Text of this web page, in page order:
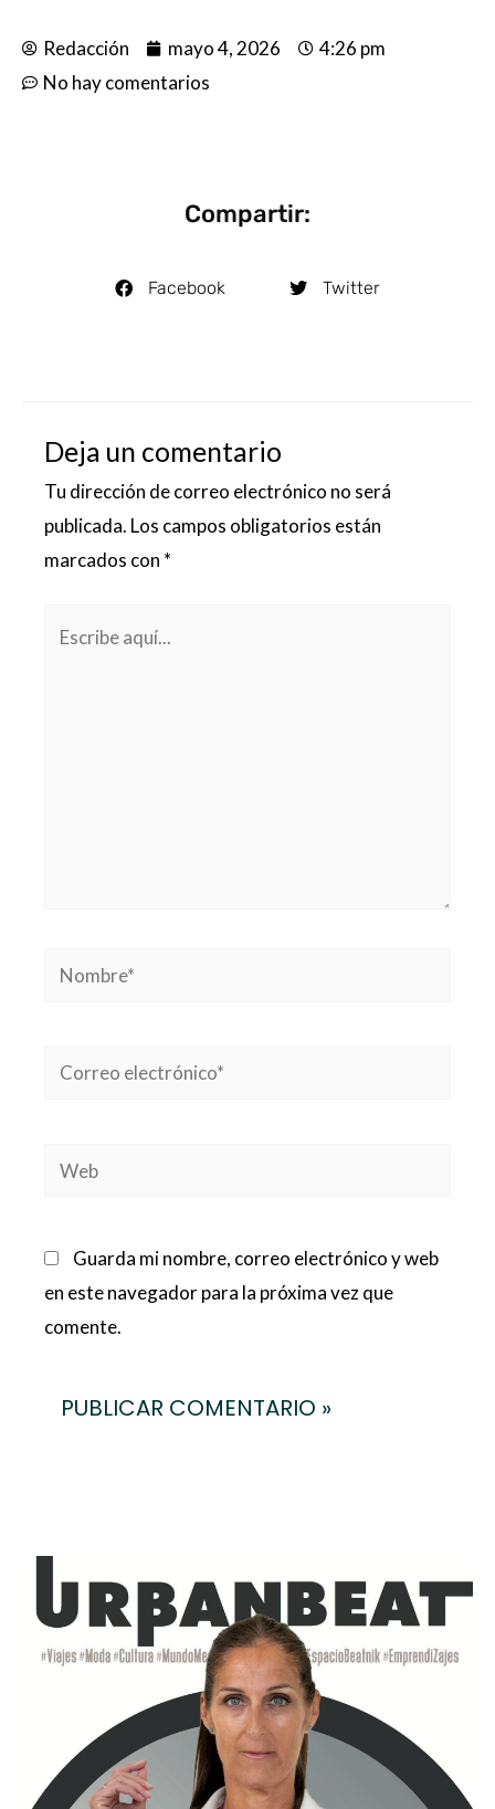
Redacción mayo 4, 2026
4:26 pm
No hay comentarios
Compartir:
Facebook Twitter
Deja un comentario
Tu dirección de correo electrónico no será
publicada. Los campos obligatorios están
marcados con *
Nombre*
Correo
Web
Guarda mi nombre, correo electrónico y web
en este navegador para la próxima vez que
comente.